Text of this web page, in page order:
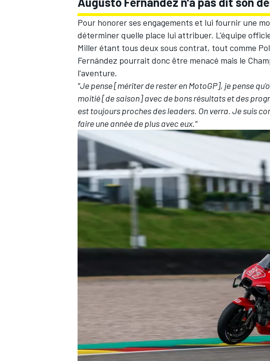
AUTRES CHAMPIONNATS
Pour honorer ses engagements et lui fournir une
déterminer quelle place lui attribuer. L'équipe
Millerétant tous deux sous contrat, tout comme
Fernández pourrait donc être menacé mais le
l'aventure.
"Je pense [mériter de rester en MotoGP], je pense
moitié [de saison] avec de bons résultats et des
est toujours proches des leaders. On verra. Je suis
faire une année de plus avec eux."